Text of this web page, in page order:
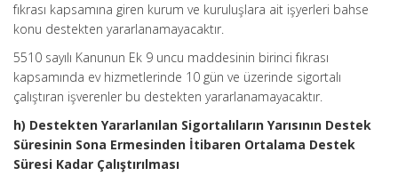
fıkrası kapsamına giren kurum ve kuruluşlara ait işyerleri bahse
konu destekten yararlanamayacaktır.
5510 sayılı Kanunun Ek 9 uncu maddesinin birinci fıkrası
kapsamında ev hizmetlerinde 10 gün ve üzerinde sigortalı
çalıştıran işverenler bu destekten yararlanamayacaktır.
h) Destekten Yararlanılan Sigortalıların Yarısının Destek
Süresinin Sona Ermesinden İtibaren Ortalama Destek
Süresi Kadar Çalıştırılması